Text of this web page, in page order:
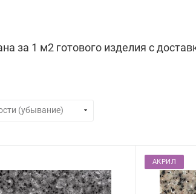
за 1 м2 готового изделия с
АКРИЛ